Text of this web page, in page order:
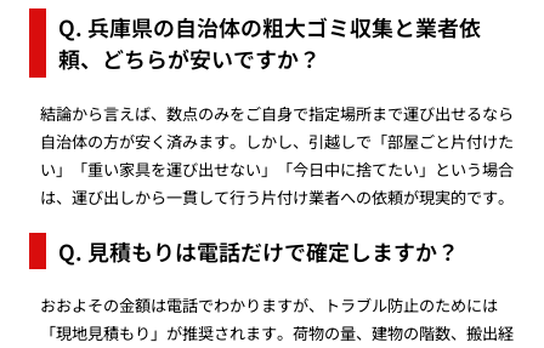
Q. 兵庫県の自治体の粗大ゴミ収集と業者依
頼、どちらが安いですか？
結論から言えば、数点のみをご自身で指定場所まで運び出せるなら
自治体の方が安く済みます。しかし、引越しで「部屋ごと片付けた
い」「重い家具を運び出せない」「今日中に捨てたい」という場合
は、運び出しから一貫して行う片付け業者への依頼が現実的です。
Q. 見積もりは電話だけで確定しますか？
おおよその金額は電話でわかりますが、トラブル防止のためには
「現地見積もり」が推奨されます。荷物の量、建物の階数、搬出経